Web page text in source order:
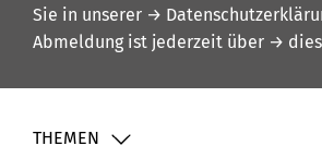
Sie in unserer →
Abmeldung ist jederzeit über →
THEMEN